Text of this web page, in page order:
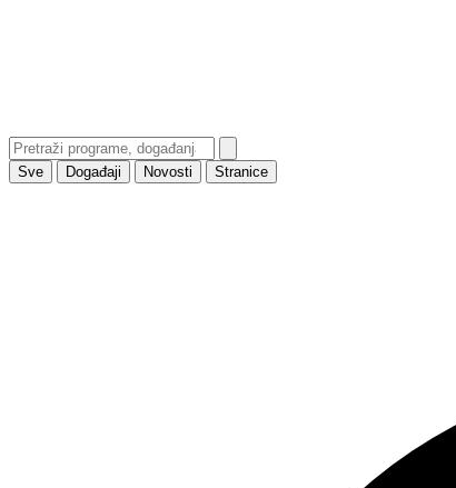
Sve Događaji Novosti Stranice